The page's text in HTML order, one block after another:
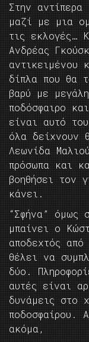
Στην αντίπερα
μαζί με μια
τις εκλογές…
Ανδρέας
αντικειμένου
δίπλα που θα
βαρύ με
ποδόσφαιρο
είναι αυτό
όλα δείχνουν
Λεωνίδα
πρόσωπα και
βοηθήσει τον
κάνει.
“Σφήνα” όμως
μπαίνει ο
αποδεχτός
θέλει να
δύο.
αυτές είναι
δυνάμεις στο
ποδοσφαίρου.
ακόμα,